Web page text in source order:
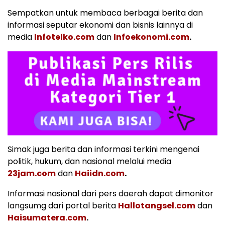
Sempatkan untuk membaca berbagai berita dan
informasi seputar ekonomi dan bisnis lainnya di
media Infotelko.comdan Infoekonomi.com.
Simak juga berita dan informasi terkini mengenai
politik, hukum, dan nasional melalui media
23jam.comdan Haiidn.com.
Informasi nasional dari pers daerah dapat dimonitor
langsumg dari portal berita Hallotangsel.comdan
Haisumatera.com.